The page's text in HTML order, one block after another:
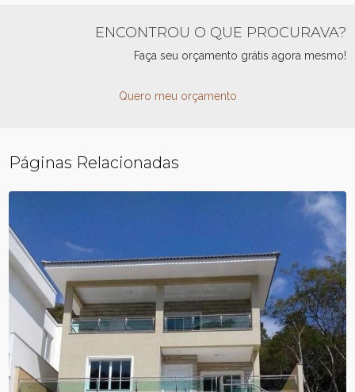
ENCONTROU O QUE PROCURAVA?
Faça seu orçamento grátis agora mesmo!
Quero meu orçamento
Páginas Relacionadas